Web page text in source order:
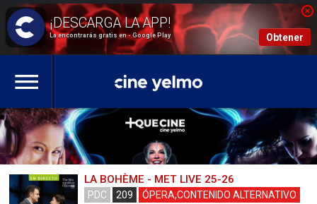
La encontrarás gratis en - Google Play Obtener
LA BOHÈME - MET LIVE 25-26
PDC 209 ÓPERA,CONTENIDO ALTERNATIVO